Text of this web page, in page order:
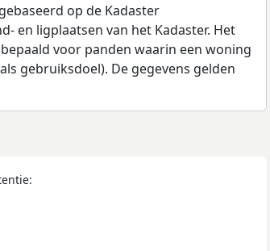
op de Kadaster
en ligplaatsen van het Kadaster. Het
voor panden waarin een woning
gebruiksdoel). De gegevens gelden